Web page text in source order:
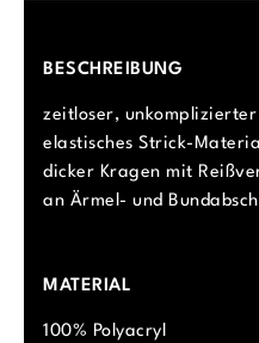
BESCHREIBUNG
zeitloser,
elastisches Strick-
dicker Kragen mit
an Ärmel- und
MATERIAL
100% Polyacryl